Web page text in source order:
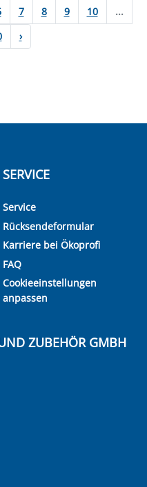
7 8 9 10
...
›
SERVICE
Service
Rücksendeformular
Karriere bei Ökoprofi
FAQ
Cookieeinstellungen
anpassen
ZUBEHÖR GMBH